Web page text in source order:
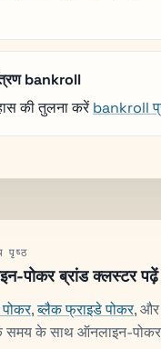
bankroll
की तुलना करेंbankroll
पृष्ठ
पोकर ब्रांड क्लस्टर पढ़ें
,ब्लैक फ्राइडे पोकर, और
समय के साथ ऑनलाइन-